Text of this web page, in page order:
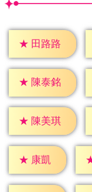
★ 田路路
★ 陳泰銘
★ 陳美琪
★ 康凱